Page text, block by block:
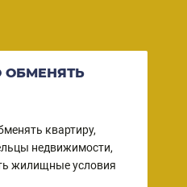
ОБМЕНЯТЬ
квартиру,
недвижимости,
жилищные условия